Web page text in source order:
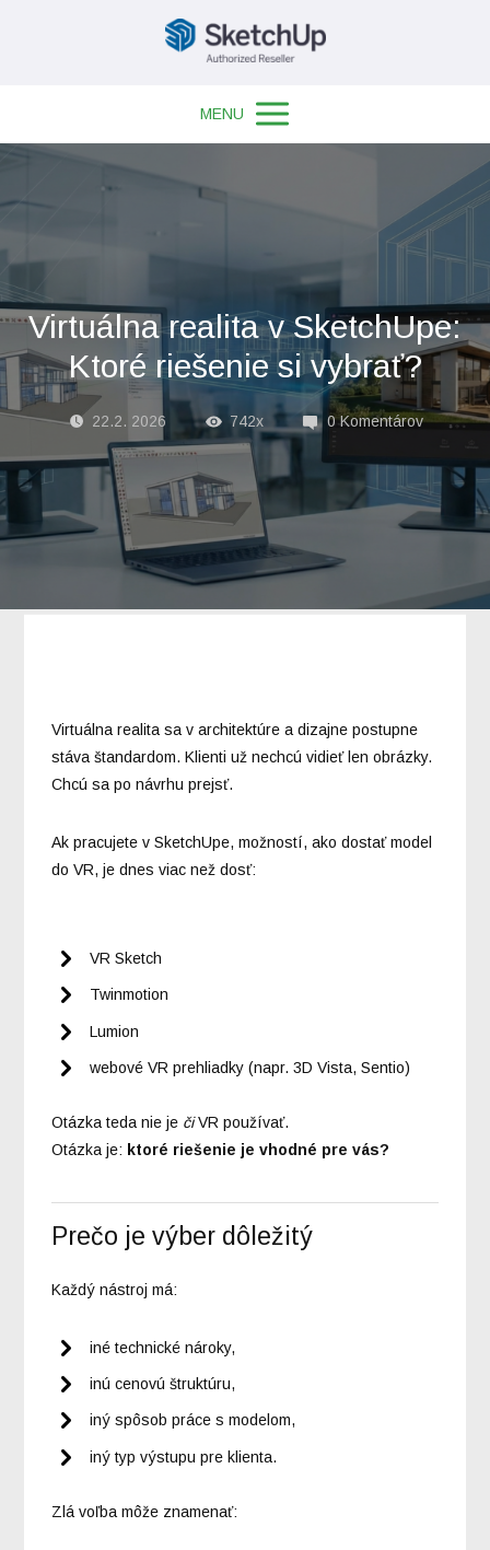
MENU
Virtuálna realita v SketchUpe:
Ktoré riešenie si vybrať?
22.2. 2026 742x 0 Komentárov
Virtuálna realita sa v architektúre a dizajne postupne
stáva štandardom. Klienti už nechcú vidieť len obrázky.
Chcú sa po návrhu prejsť.
Ak pracujete v SketchUpe, možností, ako dostať model
do VR, je dnes viac než dosť:
VR Sketch
Twinmotion
Lumion
webové VR prehliadky (napr. 3D Vista, Sentio)
Otázka teda nie je čiVR používať.
Otázka je: ktoré riešenie je vhodné pre vás?
Prečo je výber dôležitý
Každý nástroj má:
iné technické nároky,
inú cenovú štruktúru,
iný spôsob práce s modelom,
iný typ výstupu pre klienta.
Zlá voľba môže znamenať: